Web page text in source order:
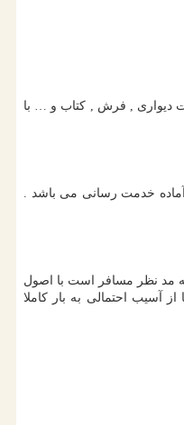
دیواری , فرش , کتاب و … با
خدمت رسانی می باشد .
که مد نظر مسافر است با اصول
آسیب احتمالی به بار کاملا